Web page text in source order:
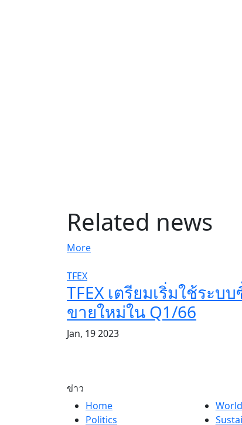
Related news
More
TFEX
TFEX เตรียมเริ่มใช้ระบ
ขายใหม่ใน Q1/66
Jan, 19 2023
ข่าว
Home
Politics
World